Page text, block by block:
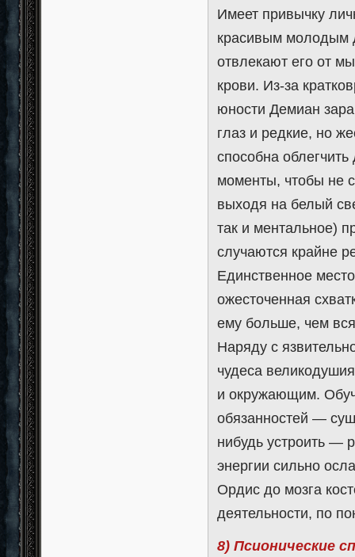
Имеет привычку
красивым молодым
отвлекают его от
крови. Из-за
юности Демиан
глаз и редкие, но
способна
моменты, чтобы не
выходя на белый
так и ментальное)
случаются крайне
Единственное
ожесточенная
ему больше, чем
Наряду с
чудеса
и окружающим.
обязанностей —
нибудь устроить —
энергии сильно
Ордис до мозга
деятельности, по
8) Псионические